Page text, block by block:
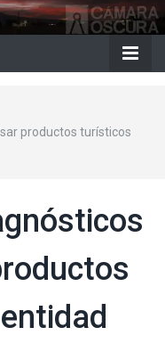
Oscura
productos turísticos